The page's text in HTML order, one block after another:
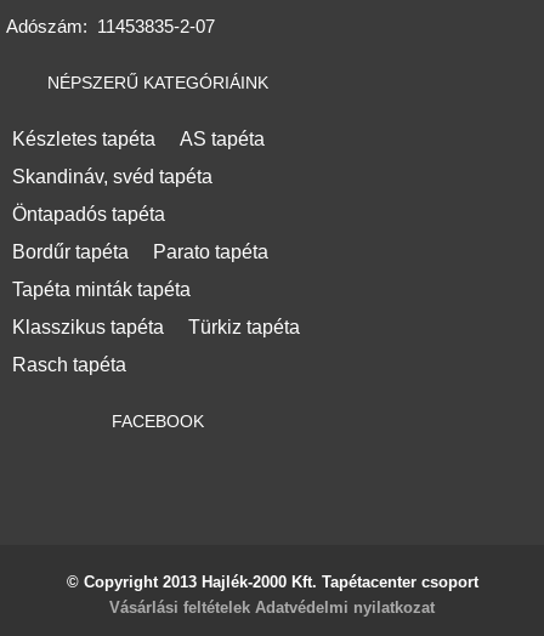
Adószám: 11453835-2-07
NÉPSZERŰ KATEGÓRIÁINK
Készletes tapéta
AS tapéta
Skandináv, svéd tapéta
Öntapadós tapéta
Bordűr tapéta
Parato tapéta
Tapéta minták tapéta
Klasszikus tapéta
Türkiz tapéta
Rasch tapéta
FACEBOOK
© Copyright 2013 Hajlék-2000 Kft. Tapétacenter csoport
Vásárlási feltételek Adatvédelmi nyilatkozat